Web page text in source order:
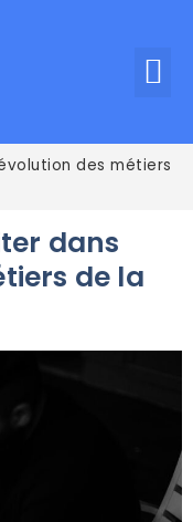
des métiers
dans
de la